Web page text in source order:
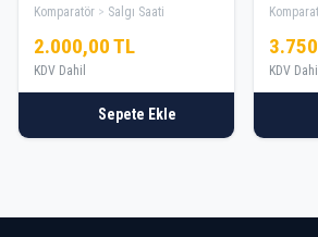
Çap Komparatör Saatı
Komparatör Salgı Saati
2.000,00 TL
KDV Dahil
Sepete Ekle
KDV Dahil